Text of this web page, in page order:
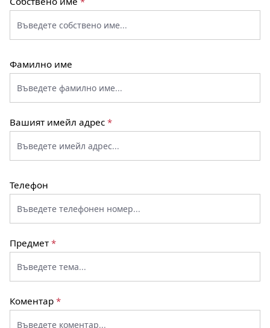
Фамилно име
Вашият имейл адрес *
Телефон
Предмет *
Коментар *